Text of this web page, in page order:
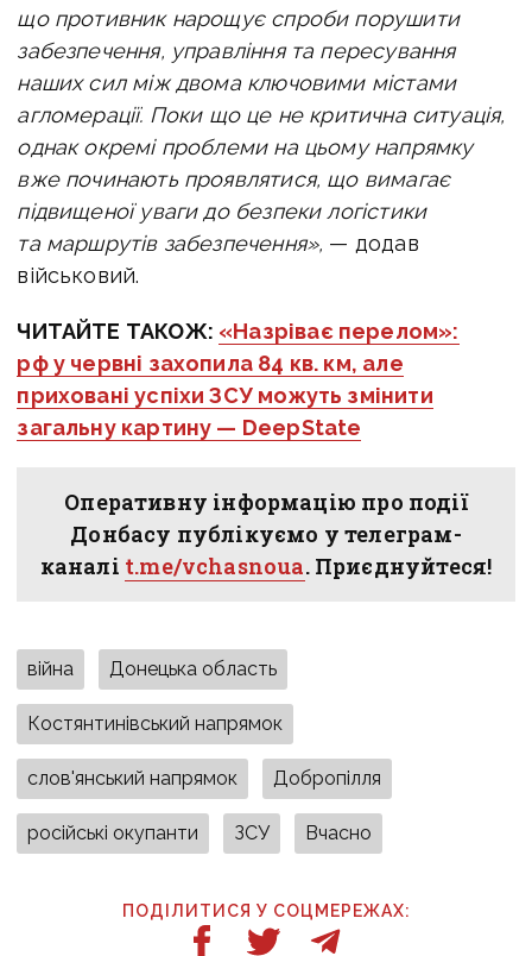
що противник нарощує спроби порушити
забезпечення, управління та пересування
наших сил між двома ключовими містами
агломерації. Поки що це не критична ситуація,
однак окремі проблеми на цьому напрямку
вже починають проявлятися, що вимагає
підвищеної уваги до безпеки логістики
та маршрутів забезпечення», — додав
військовий.
ЧИТАЙТЕ ТАКОЖ: «Назріває перелом»:
рф у червні захопила 84 кв. км, але
приховані успіхи ЗСУ можуть змінити
загальну картину — DeepState
Оперативну інформацію про події
Донбасу публікуємо у телеграм-
каналі t.me/vchasnoua. Приєднуйтеся!
війна Донецька область
Костянтинівський напрямок
слов'янський напрямок Добропілля
російські окупанти ЗСУ Вчасно
ПОДІЛИТИСЯ У СОЦМЕРЕЖАХ: